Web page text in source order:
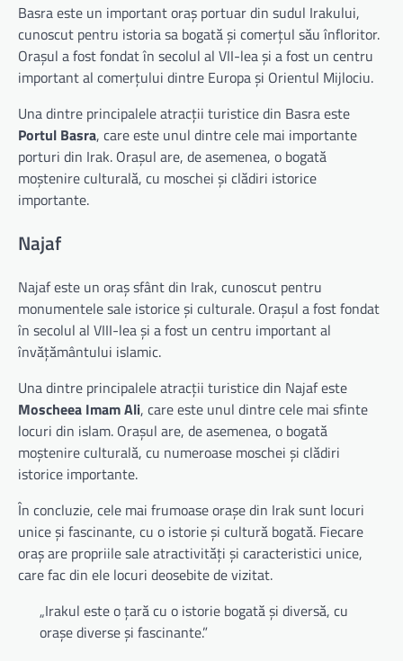
Basra este un important oraș portuar din sudul Irakului,
cunoscut pentru istoria sa bogată și comerțul său înfloritor.
Orașul a fost fondat în secolul al VII-lea și a fost un centru
important al comerțului dintre Europa și Orientul Mijlociu.
Una dintre principalele atracții turistice din Basra este
Portul Basra, care este unul dintre cele mai importante
porturi din Irak. Orașul are, de asemenea, o bogată
moștenire culturală, cu moschei și clădiri istorice
importante.
Najaf
Najaf este un oraș sfânt din Irak, cunoscut pentru
monumentele sale istorice și culturale. Orașul a fost fondat
în secolul al VIII-lea și a fost un centru important al
învățământului islamic.
Una dintre principalele atracții turistice din Najaf este
Moscheea Imam Ali, care este unul dintre cele mai sfinte
locuri din islam. Orașul are, de asemenea, o bogată
moștenire culturală, cu numeroase moschei și clădiri
istorice importante.
În concluzie, cele mai frumoase orașe din Irak sunt locuri
unice și fascinante, cu o istorie și cultură bogată. Fiecare
oraș are propriile sale atractivități și caracteristici unice,
care fac din ele locuri deosebite de vizitat.
„Irakul este o țară cu o istorie bogată și diversă, cu
orașe diverse și fascinante.”